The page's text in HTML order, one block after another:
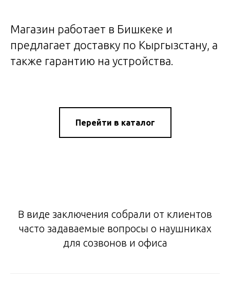
Магазин работает в Бишкеке и
предлагает доставку по Кыргызстану, а
также гарантию на устройства.
Перейти в каталог
В виде заключения собрали от клиентов
часто задаваемые вопросы о наушниках
для созвонов и офиса